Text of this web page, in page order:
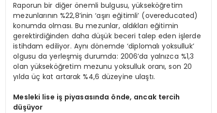
Raporun bir diğer önemli bulgusu, yükseköğretim
mezunlarının %22,8’inin ‘aşırı eğitimli’ (overeducated)
konumda olması. Bu mezunlar, aldıkları eğitimin
gerektirdiğinden daha düşük beceri talep eden işlerde
istihdam ediliyor. Aynı dönemde ‘diplomalı yoksulluk’
olgusu da yerleşmiş durumda: 2006’da yalnızca %1,3
olan yükseköğretim mezunu yoksulluk oranı, son 20
yılda üç kat artarak %4,6 düzeyine ulaştı.
Mesleki lise iş piyasasında önde, ancak tercih
düşüyor